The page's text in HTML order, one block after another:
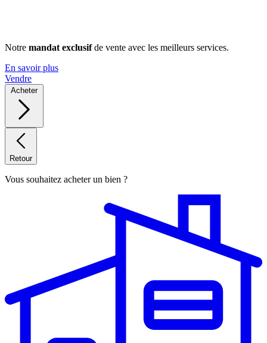
Notre mandat exclusifde vente avec les meilleurs services.
En savoir plus
Vendre
Acheter
Retour
Vous souhaitez acheter un bien ?